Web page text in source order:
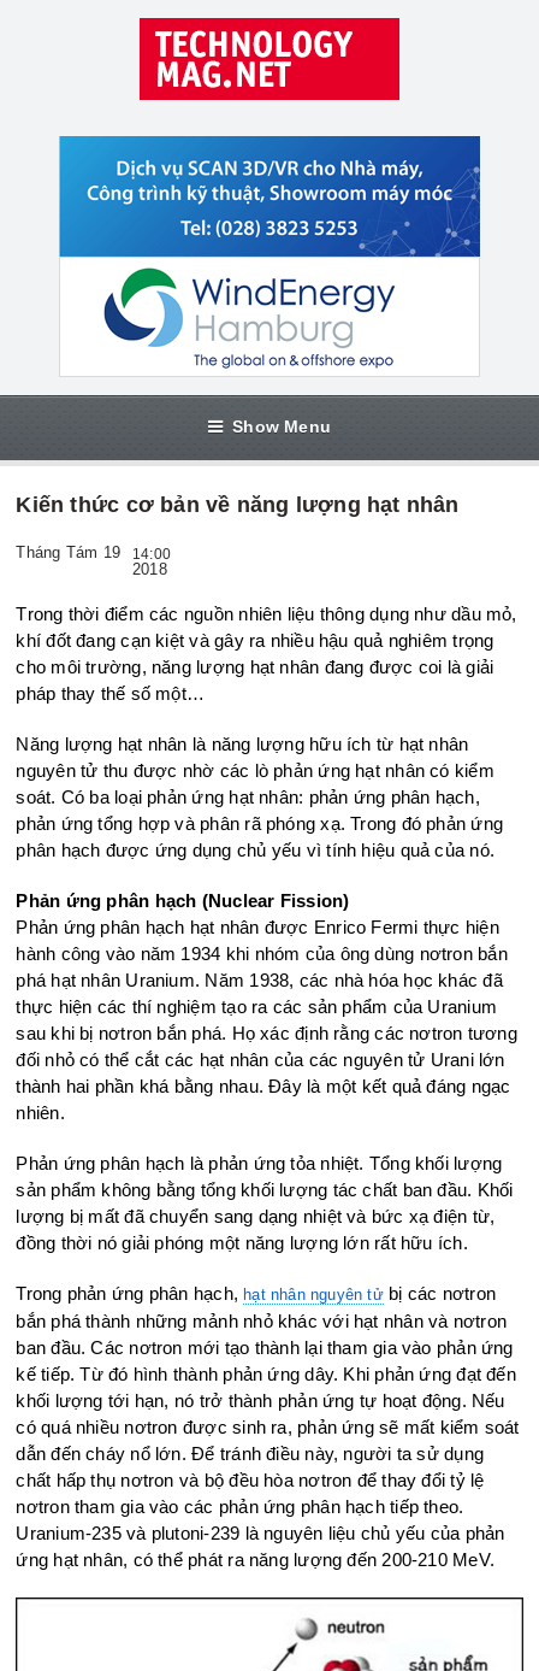
Show Menu
Kiến thức cơ bản về năng lượng hạt nhân
Tháng Tám 19 14:00
2018
Trong thời điểm các nguồn nhiên liệu thông dụng như dầu mỏ,
khí đốt đang cạn kiệt và gây ra nhiều hậu quả nghiêm trọng
cho môi trường, năng lượng hạt nhân đang được coi là giải
pháp thay thế số một…
Năng lượng hạt nhân là năng lượng hữu ích từ hạt nhân
nguyên tử thu được nhờ các lò phản ứng hạt nhân có kiểm
soát. Có ba loại phản ứng hạt nhân: phản ứng phân hạch,
phản ứng tổng hợp và phân rã phóng xạ. Trong đó phản ứng
phân hạch được ứng dụng chủ yếu vì tính hiệu quả của nó.
Phản ứng phân hạch (Nuclear Fission)
Phản ứng phân hạch hạt nhân được Enrico Fermi thực hiện
hành công vào năm 1934 khi nhóm của ông dùng nơtron bắn
phá hạt nhân Uranium. Năm 1938, các nhà hóa học khác đã
thực hiện các thí nghiệm tạo ra các sản phẩm của Uranium
sau khi bị nơtron bắn phá. Họ xác định rằng các nơtron tương
đối nhỏ có thể cắt các hạt nhân của các nguyên tử Urani lớn
thành hai phần khá bằng nhau. Đây là một kết quả đáng ngạc
nhiên.
Phản ứng phân hạch là phản ứng tỏa nhiệt. Tổng khối lượng
sản phẩm không bằng tổng khối lượng tác chất ban đầu. Khối
lượng bị mất đã chuyển sang dạng nhiệt và bức xạ điện từ,
đồng thời nó giải phóng một năng lượng lớn rất hữu ích.
Trong phản ứng phân hạch, hạt nhân nguyên tử bị các nơtron
bắn phá thành những mảnh nhỏ khác với hạt nhân và nơtron
ban đầu. Các nơtron mới tạo thành lại tham gia vào phản ứng
kế tiếp. Từ đó hình thành phản ứng dây. Khi phản ứng đạt đến
khối lượng tới hạn, nó trở thành phản ứng tự hoạt động. Nếu
có quá nhiều nơtron được sinh ra, phản ứng sẽ mất kiểm soát
dẫn đến cháy nổ lớn. Để tránh điều này, người ta sử dụng
chất hấp thụ nơtron và bộ đều hòa nơtron để thay đổi tỷ lệ
nơtron tham gia vào các phản ứng phân hạch tiếp theo.
Uranium-235 và plutoni-239 là nguyên liệu chủ yếu của phản
ứng hạt nhân, có thể phát ra năng lượng đến 200-210 MeV.